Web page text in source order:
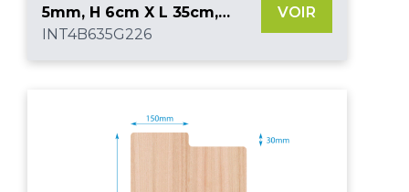
5mm, H 6cm X L 35cm,
gravure 1 lettre 2 faces
INT4B635G226
VOIR